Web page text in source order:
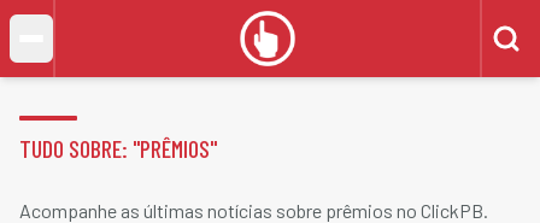
TUDO SOBRE: "PRÊMIOS"
Acompanhe as últimas notícias sobre prêmios no ClickPB.